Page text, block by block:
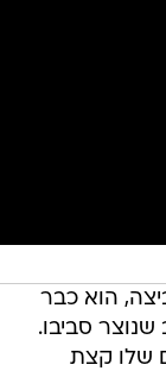
הוא כבר
שנוצר סביבו.
שלו קצת